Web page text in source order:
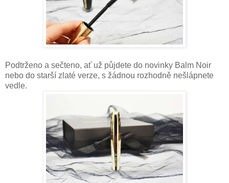
Podtrženo a sečteno, ať už půjdete do novinky Balm Noir
nebo do starší zlaté verze, s žádnou rozhodně nešlápnete
vedle.